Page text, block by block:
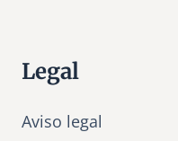
Legal
Aviso legal